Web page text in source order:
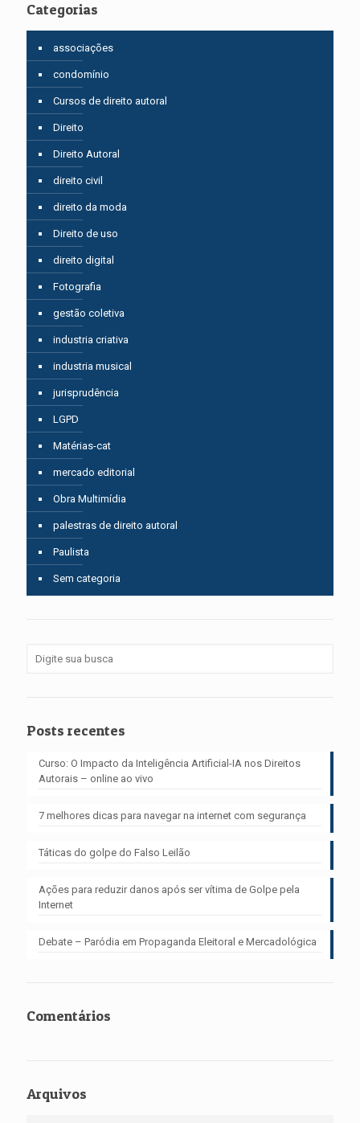
Categorias
associações
condomínio
Cursos de direito autoral
Direito
Direito Autoral
direito civil
direito da moda
Direito de uso
direito digital
Fotografia
gestão coletiva
industria criativa
industria musical
jurisprudência
LGPD
Matérias-cat
mercado editorial
Obra Multimídia
palestras de direito autoral
Paulista
Sem categoria
Posts recentes
Curso: O Impacto da Inteligência Artificial-IA nos Direitos
Autorais – online ao vivo
7 melhores dicas para navegar na internet com segurança
Táticas do golpe do Falso Leilão
Ações para reduzir danos após ser vítima de Golpe pela
Internet
Debate – Paródia em Propaganda Eleitoral e Mercadológica
Comentários
Arquivos